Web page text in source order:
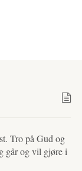
Tro på Gud og
går og vil gjøre i